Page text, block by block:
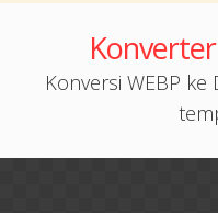
Konversi WEBP